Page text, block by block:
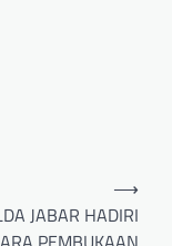
JABAR HADIRI
⟶